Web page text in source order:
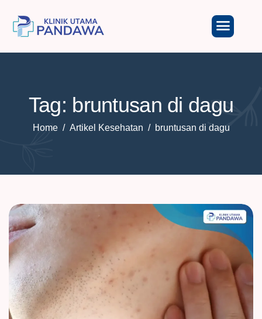
Tag: bruntusan di dagu
Home Artikel Kesehatan bruntusan di dagu